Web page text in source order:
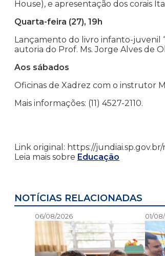
House), e apresentação dos corais
Quarta-feira (27), 19h
Lançamento do livro infanto-juvenil
autoria do Prof. Ms. Jorge Alves de
Aos sábados
Oficinas de Xadrez com o instrutor
Mais informações: (11) 4527-2110.
Link original: https://
Leia mais sobre Educação
NOTÍCIAS RELACIONADAS
06/08/2026 01/